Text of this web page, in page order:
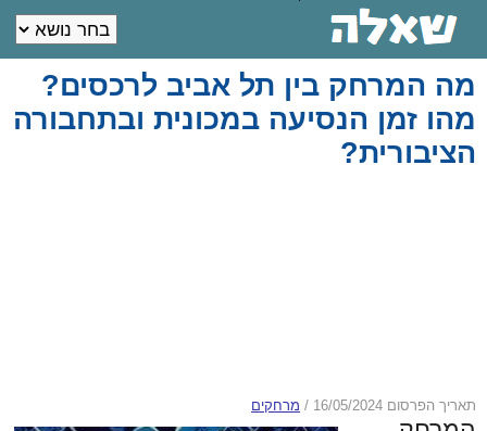
מה המרחק בין תל אביב לרכסים?
מהו זמן הנסיעה במכונית ובתחבורה
הציבורית?
תאריך הפרסום 16/05/2024 / מרחקים